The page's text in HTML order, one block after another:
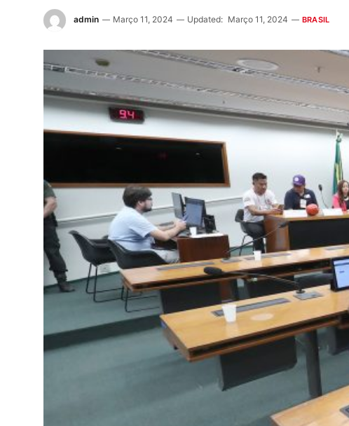
admin Março 11, 2024 Updated: Março 11, 2024 BRASIL